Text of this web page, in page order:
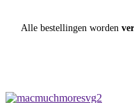
Alle bestellingen worden